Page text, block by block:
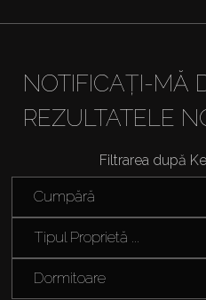
NOTIFICAȚI-MĂ
REZULTATELE
Filtrarea după
Cumpără
Tipul Proprietă ...
Dormitoare